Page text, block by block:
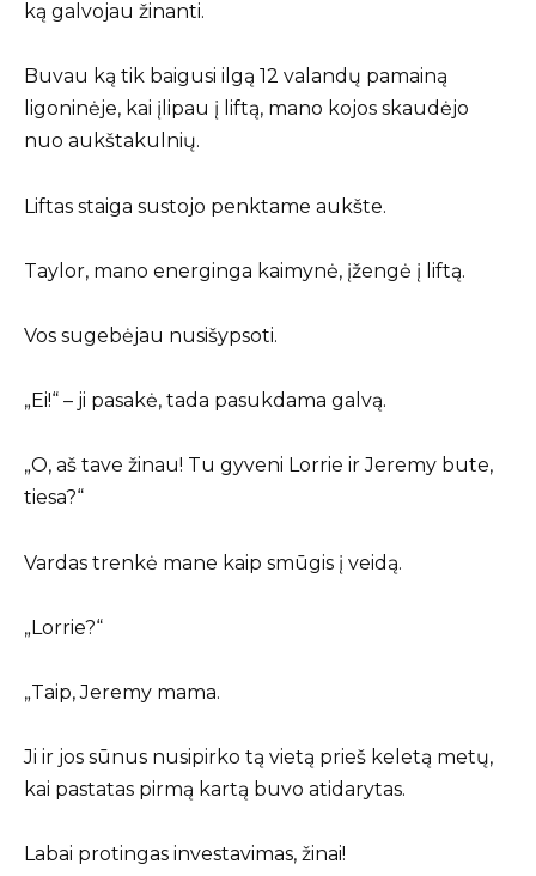
ką galvojau žinanti.
Buvau ką tik baigusi ilgą 12 valandų pamainą
ligoninėje, kai įlipau į liftą, mano kojos skaudėjo
nuo aukštakulnių.
Liftas staiga sustojo penktame aukšte.
Taylor, mano energinga kaimynė, įžengė į liftą.
Vos sugebėjau nusišypsoti.
„Ei!“ – ji pasakė, tada pasukdama galvą.
„O, aš tave žinau! Tu gyveni Lorrie ir Jeremy bute,
tiesa?“
Vardas trenkė mane kaip smūgis į veidą.
„Lorrie?“
„Taip, Jeremy mama.
Ji ir jos sūnus nusipirko tą vietą prieš keletą metų,
kai pastatas pirmą kartą buvo atidarytas.
Labai protingas investavimas, žinai!